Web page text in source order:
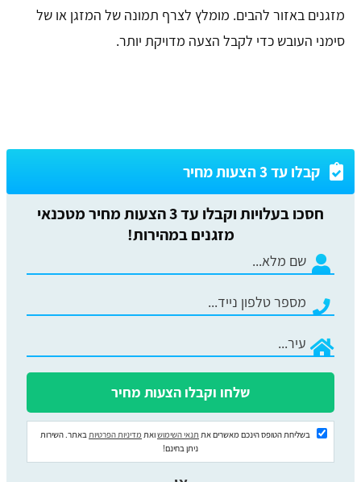
מזגנים באזור להבים. מומלץ לצרף תמונה של המזגן או של
סימני העובש כדי לקבל הצעה מדויקת יותר.
קבלו עד 3 הצעות מחיר
חסכו בעלויות וקבלו עד 3 הצעות מחיר מטכנאי
מזגנים במהירות!
בשליחת הטופס הינכם מאשרים את תנאי השימושואת מדיניות הפרטיותבאתר. השירות
ניתן בחינם!